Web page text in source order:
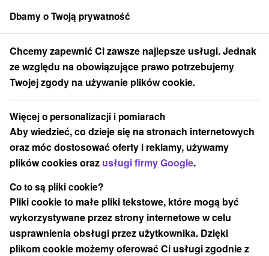
członek grupySorger
Noc pełna przygód na szczycie Chopoka: 4-daniowa kolacja,
Noc pełna przygód na szczycie
Chopoka: 4-daniowa kolacja,
Prosecco, kolejki linowe i parki
wodne w cenie
Hotel Rotunda★★★★Chopok Demänovská Dolina
Wybierz datę
Przejdź do lokalizacji
Dbamy o Twoją prywatność
Chcemy zapewnić Ci zawsze najlepsze usługi. Jednak
ze względu na obowiązujące prawo potrzebujemy
Twojej zgody na używanie plików cookie.
Więcej o personalizacji i pomiarach
Aby wiedzieć, co dzieje się na stronach internetowych
oraz móc dostosować oferty i reklamy, używamy
plików cookies oraz usługi firmy Google.
Co to są pliki cookie?
Pliki cookie to małe pliki tekstowe, które mogą być
wykorzystywane przez strony internetowe w celu
usprawnienia obsługi przez użytkownika. Dzięki
plikom cookie możemy oferować Ci usługi zgodnie z